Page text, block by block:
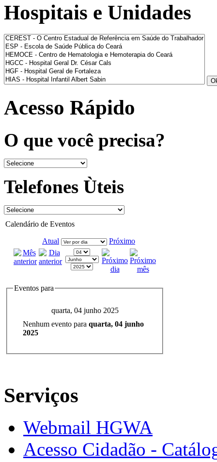
Hospitais e Unidades
Acesso Rápido
O que você precisa?
Telefones Ùteis
Calendário de Eventos
Atual Próximo
Eventos para
quarta, 04 junho 2025
Nenhum evento para quarta, 04 junho
2025
Serviços
Webmail HGWA
Acesso Cidadão -